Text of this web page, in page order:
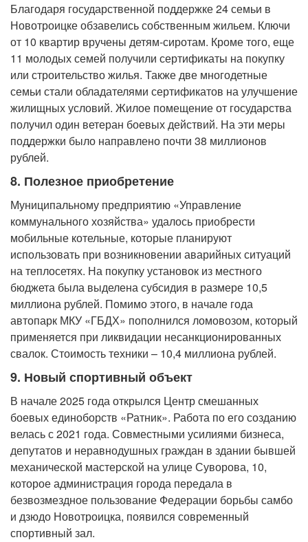
Благодаря государственной поддержке 24 семьи в
Новотроицке обзавелись собственным жильем. Ключи
от 10 квартир вручены детям-сиротам. Кроме того, еще
11 молодых семей получили сертификаты на покупку
или строительство жилья. Также две многодетные
семьи стали обладателями сертификатов на улучшение
жилищных условий. Жилое помещение от государства
получил один ветеран боевых действий. На эти меры
поддержки было направлено почти 38 миллионов
рублей.
8. Полезное приобретение
Муниципальному предприятию «Управление
коммунального хозяйства» удалось приобрести
мобильные котельные, которые планируют
использовать при возникновении аварийных ситуаций
на теплосетях. На покупку установок из местного
бюджета была выделена субсидия в размере 10,5
миллиона рублей. Помимо этого, в начале года
автопарк МКУ «ГБДХ» пополнился ломовозом, который
применяется при ликвидации несанкционированных
свалок. Стоимость техники – 10,4 миллиона рублей.
9. Новый спортивный объект
В начале 2025 года открылся Центр смешанных
боевых единоборств «Ратник». Работа по его созданию
велась с 2021 года. Совместными усилиями бизнеса,
депутатов и неравнодушных граждан в здании бывшей
механической мастерской на улице Суворова, 10,
которое администрация города передала в
безвозмездное пользование Федерации борьбы самбо
и дзюдо Новотроицка, появился современный
спортивный зал.